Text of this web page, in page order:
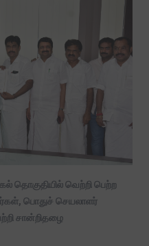
தொகுதியில் வெற்றி பெற்ற
பொதுச் செயலாளர்
சான்றிதழை